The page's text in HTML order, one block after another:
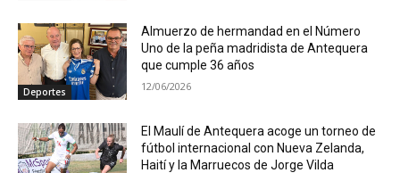
Deportes
Almuerzo de hermandad en el Número
Uno de la peña madridista de Antequera
que cumple 36 años
12/06/2026
El Maulí de Antequera acoge un torneo de
fútbol internacional con Nueva Zelanda,
Haití y la Marruecos de Jorge Vilda